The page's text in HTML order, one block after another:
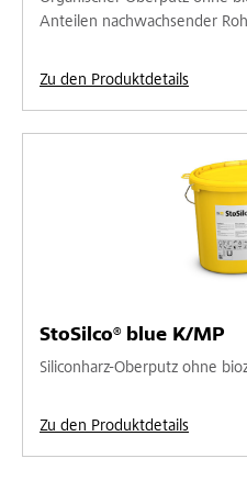
Anteilen nachwachsender
Zu den Produktdetails
StoSilco® blue K/MP
Siliconharz-Oberputz ohne
Zu den Produktdetails